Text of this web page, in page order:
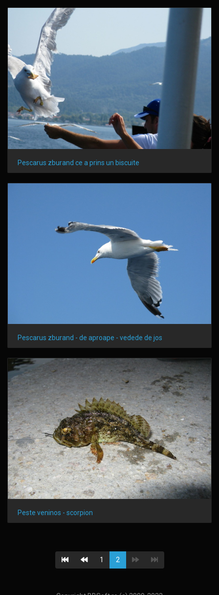
Pescarus zburand ce a prins un biscuite
Pescarus zburand - de aproape - vedede de jos
Peste veninos - scorpion
1 2